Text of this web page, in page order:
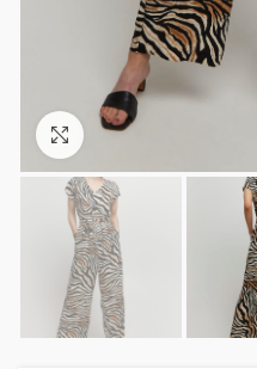
Click to enlarge